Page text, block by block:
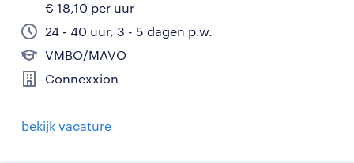
€ 18,10 per uur
24 - 40 uur, 3 - 5 dagen p.w.
VMBO/MAVO
Connexxion
bekijk vacature